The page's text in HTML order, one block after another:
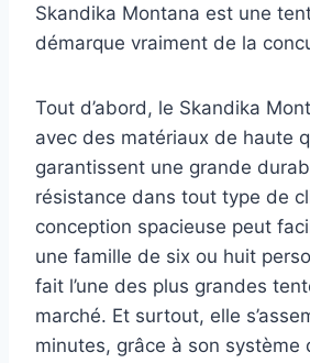
Skandika Montana est une
démarque vraiment de la
Tout d’abord, le Skandika
avec des matériaux de haute
garantissent une grande
résistance dans tout type de
conception spacieuse peut
une famille de six ou huit
fait l’une des plus grandes
marché. Et surtout, elle
minutes, grâce à son système